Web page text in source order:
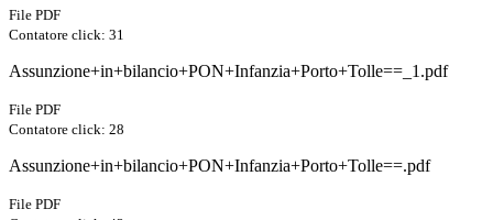
File PDF
Contatore click: 31
Assunzione+in+bilancio+PON+Infanzia+Porto+Tolle==_1.pdf
File PDF
Contatore click: 28
Assunzione+in+bilancio+PON+Infanzia+Porto+Tolle==.pdf
File PDF